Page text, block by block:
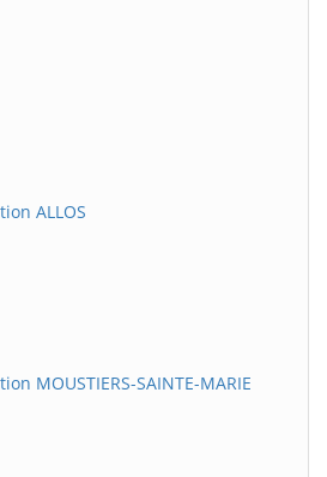
ALLOS
MOUSTIERS-SAINTE-MARIE